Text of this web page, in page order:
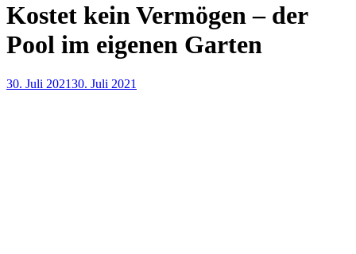
Kostet kein Vermögen – der
Pool im eigenen Garten
30. Juli 202130. Juli 2021